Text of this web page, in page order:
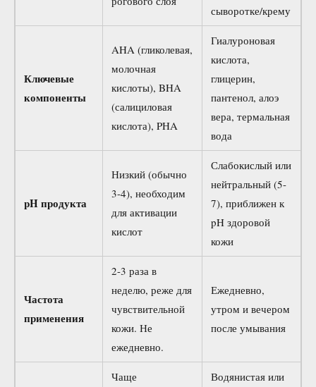
сыворотке/крему
Ключевые
компоненты
AHA (гликолевая,
молочная
кислоты), BHA
(салициловая
кислота), PHA
Гиалуроновая
кислота,
глицерин,
пантенол, алоэ
вера, термальная
вода
pH продукта
Низкий (обычно
3-4), необходим
для активации
кислот
Слабокислый или
нейтральный (5-
7), приближен к
pH здоровой
кожи
Частота
применения
2-3 раза в
неделю, реже для
чувствительной
кожи. Не
ежедневно.
Ежедневно,
утром и вечером
после умывания
Чаще
Водянистая или